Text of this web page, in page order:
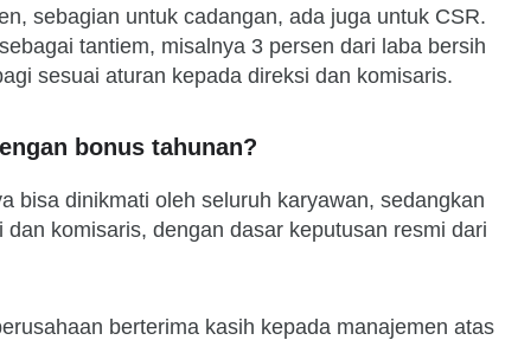
sebagian untuk cadangan, ada juga untuk CSR.
tantiem, misalnya 3 persen dari laba bersih
sesuai aturan kepada direksi dan komisaris.
bonus tahunan?
bisa dinikmati oleh seluruh karyawan, sedangkan
komisaris, dengan dasar keputusan resmi dari
berterima kasih kepada manajemen atas